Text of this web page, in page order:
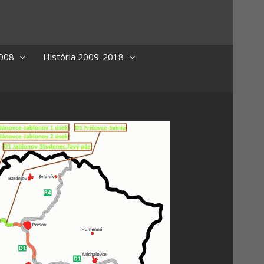
História 2009-2018